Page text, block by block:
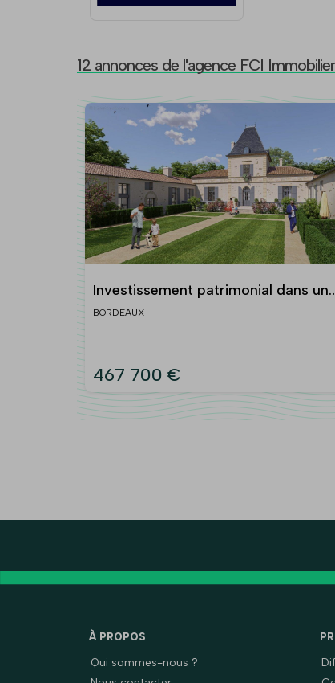
12 annonces de l'agence FCI Immobilier
Investissement patrimonial dans un
chateau près de Bordeaux
BORDEAUX
467 700 €
À PROPOS
Qui sommes-nous ?